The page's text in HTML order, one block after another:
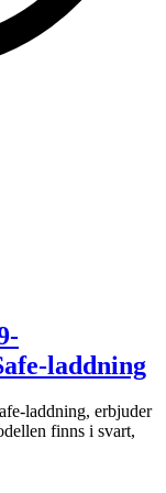
laddning
laddning, erbjuder
finns i svart,